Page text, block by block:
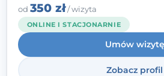
Psychiatrycznego oraz
Towarzystwa
jestem członkiem
Wielkopolskiego
Systemowej.
od 350 zł/ wizyta
ONLINE I STACJONARNIE
Umów wizytę
Zobacz profil